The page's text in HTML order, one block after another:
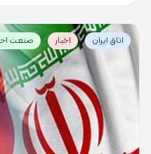
اتاق ایران اخبار صنعت